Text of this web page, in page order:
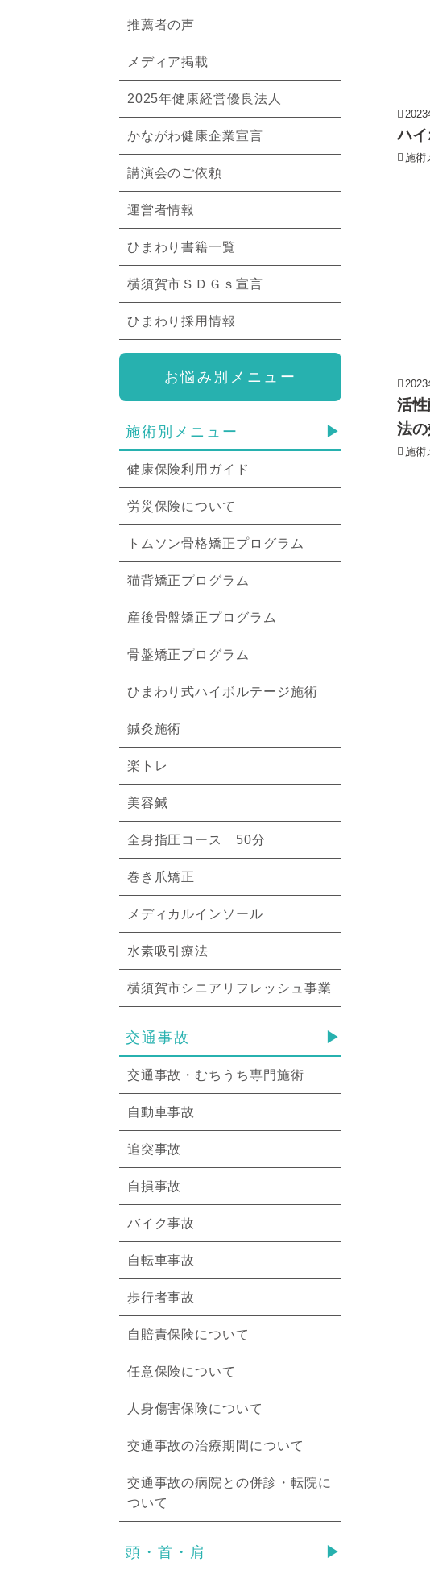
2023
ハ
施術
2023
活
法の
施術
推薦者の声
メディア掲載
2025年健康経営優良法人
かながわ健康企業宣言
講演会のご依頼
運営者情報
ひまわり書籍一覧
横須賀市ＳＤＧｓ宣言
ひまわり採用情報
お悩み別メニュー
施術別メニュー
健康保険利用ガイド
労災保険について
トムソン骨格矯正プログラム
猫背矯正プログラム
産後骨盤矯正プログラム
骨盤矯正プログラム
ひまわり式ハイボルテージ施術
鍼灸施術
楽トレ
美容鍼
全身指圧コース 50分
巻き爪矯正
メディカルインソール
水素吸引療法
横須賀市シニアリフレッシュ事業
交通事故
交通事故・むちうち専門施術
自動車事故
追突事故
自損事故
バイク事故
自転車事故
歩行者事故
自賠責保険について
任意保険について
人身傷害保険について
交通事故の治療期間について
交通事故の病院との併診・転院に
ついて
頭・首・肩